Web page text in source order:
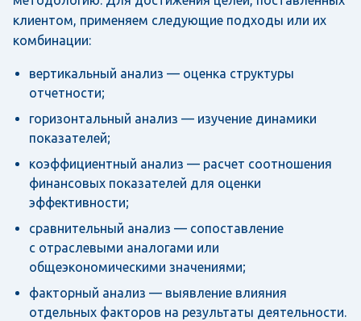
клиентом, применяем следующие подходы или их
комбинации:
вертикальный анализ — оценка структуры
отчетности;
горизонтальный анализ — изучение динамики
показателей;
коэффициентный анализ — расчет соотношения
финансовых показателей для оценки
эффективности;
сравнительный анализ — сопоставление
с отраслевыми аналогами или
общеэкономическими значениями;
факторный анализ — выявление влияния
отдельных факторов на результаты деятельности.